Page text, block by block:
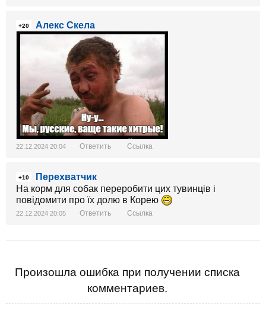
которого власти пока не комментируют.
+20 Алекс Скела
22.12.2024 20:04 Ответить Ссылка
+10
Перехватчик
На корм для собак переробити цих тувинців і
повідомити про їх долю в Корею
22.12.2024 20:05 Ответить Ссылка
Произошла ошибка при получении списка
комментариев.